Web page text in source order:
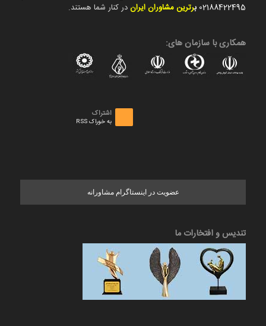
02188422495 برترین مشاوران ایراندر کنار شما هستند.
همکاری با سازمان های:
اشتراک
به خوراک RSS
عضویت در اینستاگرام مشاورانه
تندیس و افتخارات ما